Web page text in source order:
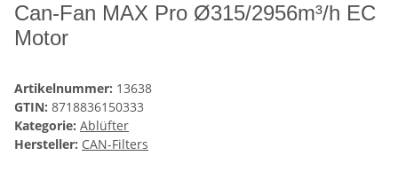
Can-Fan MAX Pro Ø315/2956m³/h EC
Motor
Artikelnummer: 13638
GTIN: 8718836150333
Kategorie: Ablüfter
Hersteller: CAN-Filters